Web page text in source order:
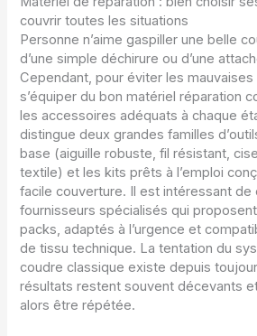
couvrir toutes les situations
Personne n’aime gaspiller une belle
d’une simple déchirure ou d’une
Cependant, pour éviter les mauvaises
s’équiper du bon matériel réparation
les accessoires adéquats à chaque
distingue deux grandes familles
base (aiguille robuste, fil résistant,
textile) et les kits prêts à l’emploi
facile couverture. Il est intéressant de
fournisseurs spécialisés qui
packs, adaptés à l’urgence et
de tissu technique. La tentation du
coudre classique existe depuis
résultats restent souvent décevants
alors être répétée.